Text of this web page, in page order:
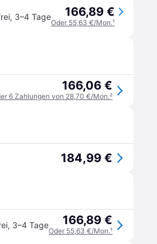
, 3–4 Tage 166,89 €
Oder 55,63 €/Mon.¹
166,06 €
6 Zahlungen von 28,70 €/Mon.²
184,99 €
, 3–4 Tage 166,89 €
Oder 55,63 €/Mon.¹